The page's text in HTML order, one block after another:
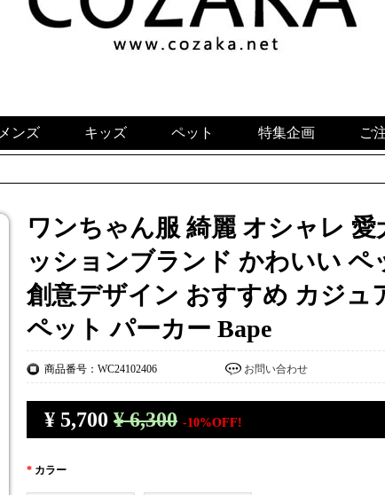
メンズ キッズ ペット 特集企画 ご
ワンちゃん服 綺麗 オシャレ
ッションブランド かわいい ペ
創意デザイン おすすめ カジュ
ペット パーカー Bape
商品番号：WC24102406 お問い合わせ
¥ 5,700 ¥ 6,300 -10%OFF!
* カラー